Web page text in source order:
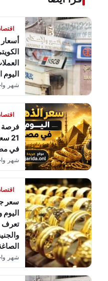
أسعار
اليوم
شهر
فرصة
21
في مصر
شهر
تعرف
شهر